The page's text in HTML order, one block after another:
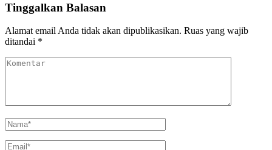
Tinggalkan Balasan
Alamat email Anda tidak akan dipublikasikan. Ruas yang wajib
ditandai *